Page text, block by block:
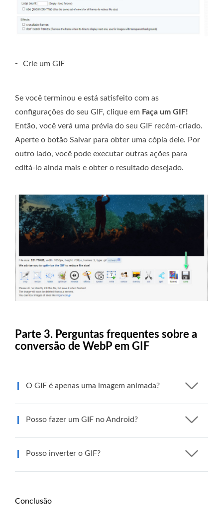
- Crie um GIF
Se você terminou e está satisfeito com as
configurações do seu GIF, clique em Faça um GIF!
Então, você verá uma prévia do seu GIF recém-criado.
Aperte o botão Salvar para obter uma cópia dele. Por
outro lado, você pode executar outras ações para
editá-lo ainda mais e obter o resultado desejado.
Parte 3. Perguntas frequentes sobre a
conversão de WebP em GIF
O GIF é apenas uma imagem animada?
Posso fazer um GIF no Android?
Posso inverter o GIF?
Conclusão